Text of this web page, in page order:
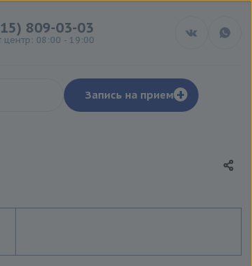
809-03-03
центр: 08:00 - 19:00
Запись на прием +